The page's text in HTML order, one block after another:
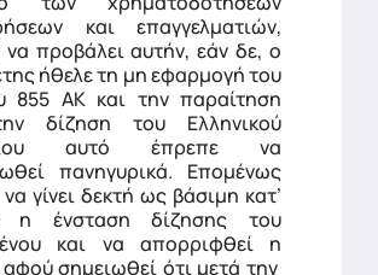
και επαγγελματιών,
να προβάλει αυτήν, εάν δε, ο
ήθελε τη μη εφαρμογή του
855 ΑΚ και την παραίτηση
δίζηση του Ελληνικού
αυτό έπρεπε να
πανηγυρικά. Επομένως
γίνει δεκτή ως βάσιμη κατ’
η ένσταση δίζησης του
και να απορριφθεί η
σημειωθεί ότι μετά την